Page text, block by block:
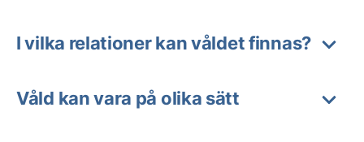
I vilka relationer kan våldet finnas?
Våld kan vara på olika sätt